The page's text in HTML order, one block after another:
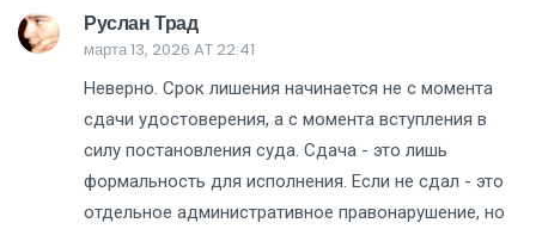
Руслан Трад
марта 13, 2026 AT 22:41
Неверно. Срок лишения начинается не с момента
сдачи удостоверения, а с момента вступления в
силу постановления суда. Сдача - это лишь
формальность для исполнения. Если не сдал - это
отдельное административное правонарушение, но